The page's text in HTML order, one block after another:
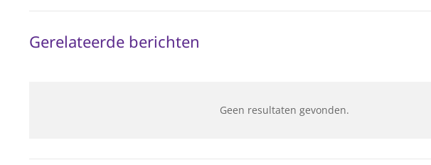
Gerelateerde berichten
Geen resultaten gevonden.